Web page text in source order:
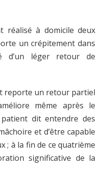
réalisé à domicile deux
un crépitement dans
d’un léger retour de
reporte un retour partiel
même après le
dit entendre des
et d’être capable
; à la fin de ce quatrième
significative de la